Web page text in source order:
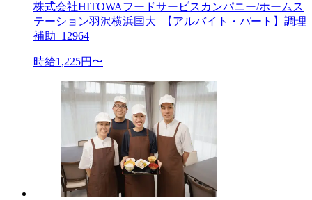
株式会社HITOWAフードサービスカンパニー/ホームス
テーション羽沢横浜国大_【アルバイト・パート】調理
補助_12964
時給1,225円〜